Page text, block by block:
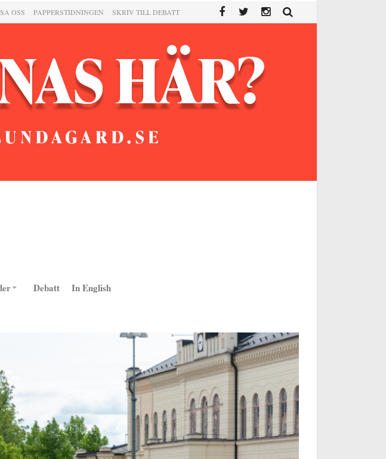
OSS PAPPERSTIDNINGEN SKRIV TILL DEBATT
Debatt In English